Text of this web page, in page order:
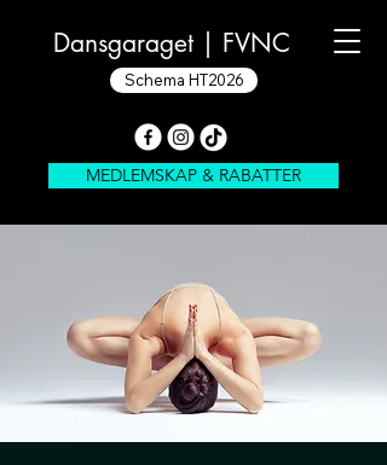
Dansgaraget | FVNC
Schema HT2026
MEDLEMSKAP & RABATTER